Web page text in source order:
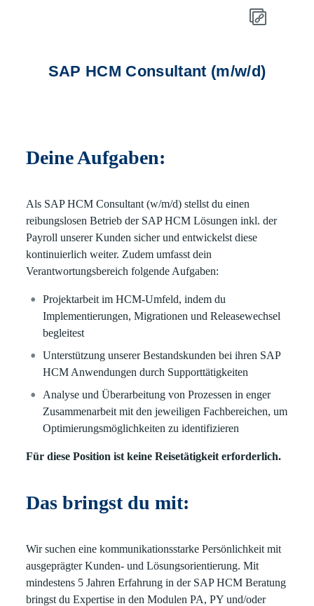
SAP HCM Consultant (m/w/d)
Deine Aufgaben:
Als SAP HCM Consultant (w/m/d) stellst du einen
reibungslosen Betrieb der SAP HCM Lösungen inkl. der
Payroll unserer Kunden sicher und entwickelst diese
kontinuierlich weiter. Zudem umfasst dein
Verantwortungsbereich folgende Aufgaben:
Projektarbeit im HCM-Umfeld, indem du
Implementierungen, Migrationen und Releasewechsel
begleitest
Unterstützung unserer Bestandskunden bei ihren SAP
HCM Anwendungen durch Supporttätigkeiten
Analyse und Überarbeitung von Prozessen in enger
Zusammenarbeit mit den jeweiligen Fachbereichen, um
Optimierungsmöglichkeiten zu identifizieren
Für diese Position ist keine Reisetätigkeit erforderlich.
Das bringst du mit:
Wir suchen eine kommunikationsstarke Persönlichkeit mit
ausgeprägter Kunden- und Lösungsorientierung. Mit
mindestens 5 Jahren Erfahrung in der SAP HCM Beratung
bringst du Expertise in den Modulen PA, PY und/oder